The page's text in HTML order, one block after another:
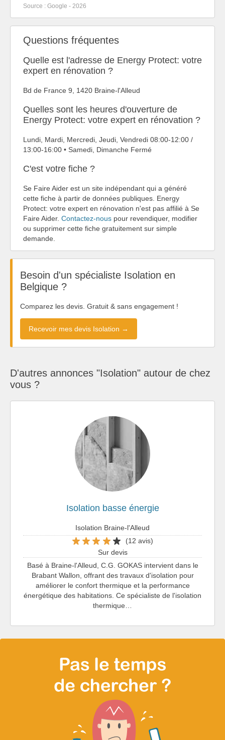
Source : Google - 2026
Questions fréquentes
Quelle est l'adresse de Energy Protect: votre
expert en rénovation ?
Bd de France 9, 1420 Braine-l'Alleud
Quelles sont les heures d'ouverture de
Energy Protect: votre expert en rénovation ?
Lundi, Mardi, Mercredi, Jeudi, Vendredi 08:00-12:00 /
13:00-16:00 • Samedi, Dimanche Fermé
C'est votre fiche ?
Se Faire Aider est un site indépendant qui a généré
cette fiche à partir de données publiques. Energy
Protect: votre expert en rénovation n'est pas affilié à Se
Faire Aider. Contactez-nous pour revendiquer, modifier
ou supprimer cette fiche gratuitement sur simple
demande.
Besoin d'un spécialiste Isolation en
Belgique ?
Comparez les devis. Gratuit & sans engagement !
Recevoir mes devis Isolation →
D'autres annonces "Isolation" autour de chez
vous ?
Isolation basse énergie
Isolation Braine-l'Alleud
(12 avis)
Sur devis
Basé à Braine-l'Alleud, C.G. GOKAS intervient dans le
Brabant Wallon, offrant des travaux d'isolation pour
améliorer le confort thermique et la performance
énergétique des habitations. Ce spécialiste de l'isolation
thermique…